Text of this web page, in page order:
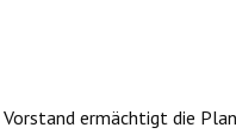
ermächtigt die